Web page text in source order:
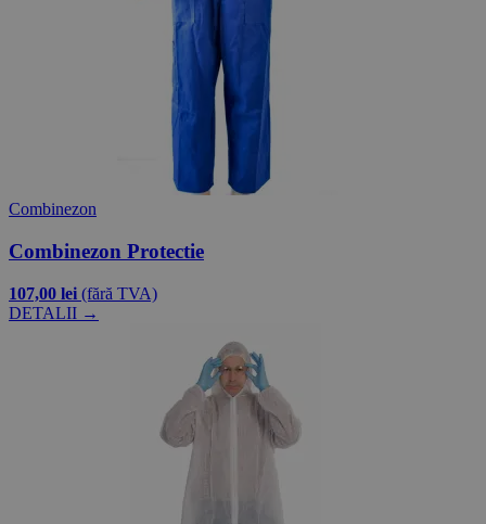
Combinezon
Combinezon Protectie
107,00 lei (fără TVA)
DETALII →